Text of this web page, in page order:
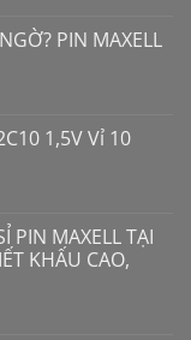
PIN MAXELL
1,5V Vỉ 10
PIN MAXELL TẠI
KHẤU CAO,